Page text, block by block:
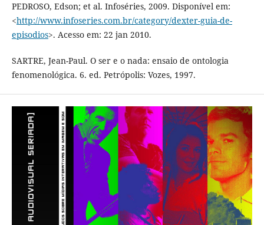
PEDROSO, Edson; et al. Infoséries, 2009. Disponível em:
<http://www.infoseries.com.br/category/dexter-guia-de-
episodios>. Acesso em: 22 jan 2010.
SARTRE, Jean-Paul. O ser e o nada: ensaio de ontologia
fenomenológica. 6. ed. Petrópolis: Vozes, 1997.